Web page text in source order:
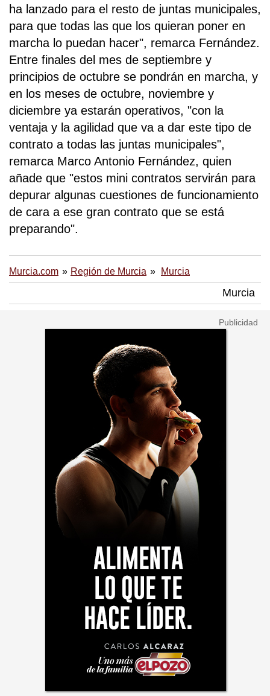
ha lanzado para el resto de juntas municipales,
para que todas las que los quieran poner en
marcha lo puedan hacer", remarca Fernández.
Entre finales del mes de septiembre y
principios de octubre se pondrán en marcha, y
en los meses de octubre, noviembre y
diciembre ya estarán operativos, "con la
ventaja y la agilidad que va a dar este tipo de
contrato a todas las juntas municipales",
remarca Marco Antonio Fernández, quien
añade que "estos mini contratos servirán para
depurar algunas cuestiones de funcionamiento
de cara a ese gran contrato que se está
preparando".
Murcia.com Región de Murcia Murcia
Murcia